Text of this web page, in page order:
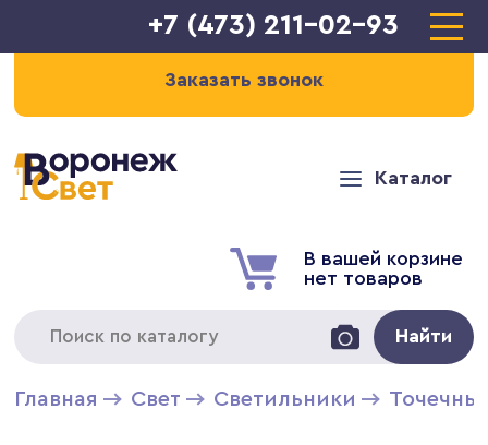
+7 (473) 211-02-93
Заказать звонок
Каталог
В вашей корзине
нет товаров
Найти
Главная Свет Светильники